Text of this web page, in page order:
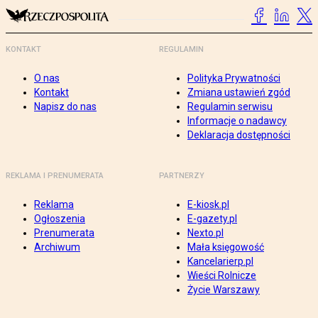
KONTAKT
O nas
Kontakt
Napisz do nas
REGULAMIN
Polityka Prywatności
Zmiana ustawień zgód
Regulamin serwisu
Informacje o nadawcy
Deklaracja dostępności
REKLAMA I PRENUMERATA
Reklama
Ogłoszenia
Prenumerata
Archiwum
PARTNERZY
E-kiosk.pl
E-gazety.pl
Nexto.pl
Mała księgowość
Kancelarierp.pl
Wieści Rolnicze
Życie Warszawy